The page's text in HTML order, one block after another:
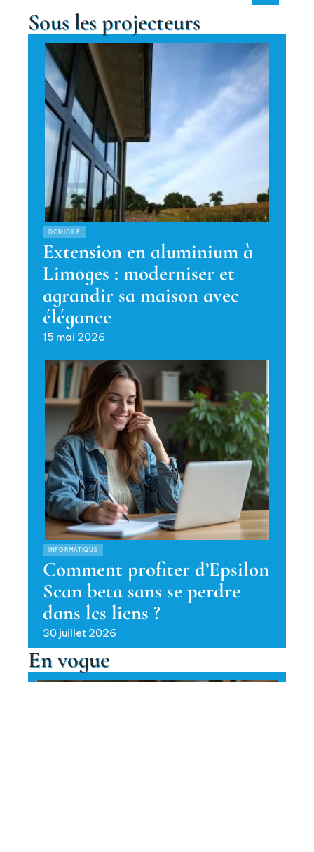
Sous les projecteurs
DOMICILE
Extension en aluminium à
Limoges : moderniser et
agrandir sa maison avec
élégance
15 mai 2026
INFORMATIQUE
Comment profiter d’Epsilon
Scan beta sans se perdre
dans les liens ?
30 juillet 2026
En vogue